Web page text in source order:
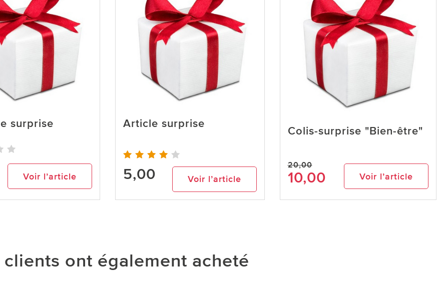
surprise
Voir l’article
Article surprise
5,00 Voir l’article
Colis-surprise "Bien-être"
20,00
10,00 Voir l’article
clients ont également acheté